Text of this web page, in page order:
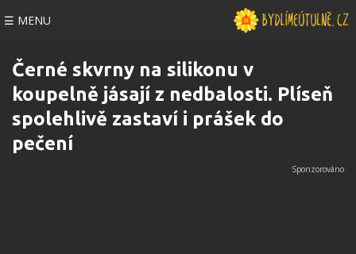
☰ MENU
Černé skvrny na silikonu v
koupelně jásají z nedbalosti. Plíseň
spolehlivě zastaví i prášek do
pečení